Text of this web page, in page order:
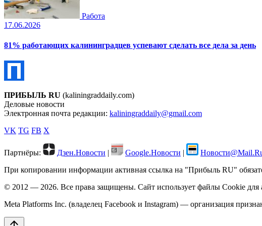
Работа
17.06.2026
81% работающих калининградцев успевают сделать все дела за день
ПРИБЫЛЬ RU (kaliningraddaily.com)
Деловые новости
Электронная почта редакции: kaliningraddaily@gmail.com
VK TG FB X
Партнёры: Дзен.Новости | Google.Новости |
При копировании информации активная ссылка на "Прибыль RU"
© 2012 — 2026. Все права защищены. Сайт использует файлы Cookie для
Meta Platforms Inc. (владелец Facebook и Instagram) — организация